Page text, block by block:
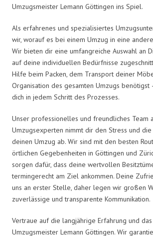
Umzugsmeister Lemann Göttingen ins Spiel.
Als erfahrenes und spezialisiertes
wir, worauf es bei einem Umzug in eine
Wir bieten dir eine umfangreiche Auswahl an
auf deine individuellen Bedürfnisse
Hilfe beim Packen, dem Transport deiner
Organisation des gesamten Umzugs benötigst
dich in jedem Schritt des Prozesses.
Unser professionelles und freundliches Team
Umzugsexperten nimmt dir den Stress und
deinen Umzug ab. Wir sind mit den besten
örtlichen Gegebenheiten in Göttingen und
sorgen dafür, dass deine wertvollen
termingerecht am Ziel ankommen. Deine
uns an erster Stelle, daher legen wir großen
zuverlässige und transparente Kommunikation.
Vertraue auf die langjährige Erfahrung und
Umzugsmeister Lemann Göttingen. Wir